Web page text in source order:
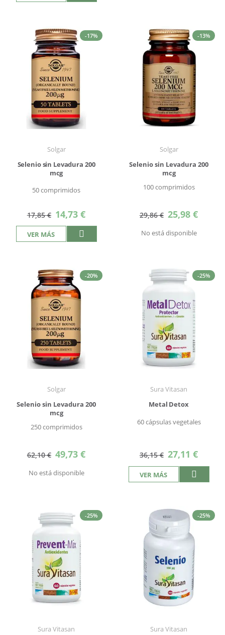
-17%
Solgar
Selenio sin Levadura 200
mcg
50 comprimidos
17,85 € Precio
especial
14,73 €
VER MÁS
-13%
Solgar
Selenio sin Levadura 200
mcg
100 comprimidos
29,86 € Precio
especial
25,98 €
No está disponible
-20%
Solgar
Selenio sin Levadura 200
mcg
250 comprimidos
62,10 € Precio
especial
49,73 €
No está disponible
-25%
Sura Vitasan
Metal Detox
60 cápsulas vegetales
36,15 € Precio
especial
27,11 €
VER MÁS
-25%
Sura Vitasan
-25%
Sura Vitasan